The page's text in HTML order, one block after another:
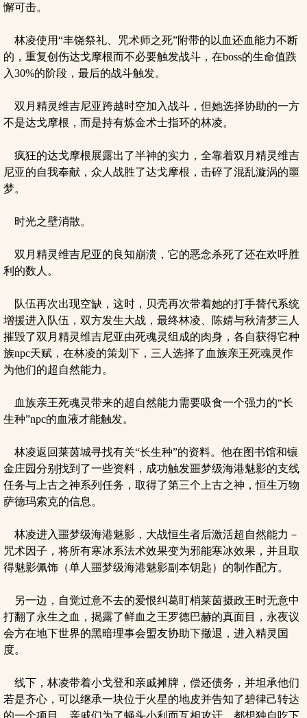
懈可击。
林凌使用“丰饶祭礼、咒术师之死”附带的以血还血能力不断
的，重复创伤达戈摩根而不必要触发战斗，在boss的生命值跌
入30%的阶段，最后的战斗触发。
双月精灵维吉尼亚跨越时空加入战斗，但她选择协助的一方
不是达戈摩根，而是持有炼金术士指环的林凌。
疯狂的达戈摩根展露出了半神的实力，全靠着双月精灵维吉
尼亚的自我奉献，众人战胜了达戈摩根，击碎了混乱漩涡的噩
梦。
时光之壁消散。
双月精灵维吉尼亚的良知崩溃，它的恶念杀死了还在欢呼胜
利的数人。
队伍再次出现空缺，这时，贝壳再次带着她的打手替代系统
增援进入队伍，双方发生大战，最终林凌、陈婧与秋清梦三人
摧毁了双月精灵维吉尼亚由死魂灵组成的肉身，各自获得它种
族npc天赋，在林凌的策划下，三人选择了血族亲王死魂灵作
为他们的超自然能力。
血族亲王死魂灵带来的超自然能力需要吸食一个强力的“长
生种”npc的血液才能触发。
林凌返回莱茵城寻找有关“长生种”的资料。他在图书馆和镶
金庄园分别找到了一些资料，成功触发噩梦级海港魅影的支线
任务与上古之神系列任务，取得了第三个上古之神，恒生万物
萨德玛索克的信息。
林凌进入噩梦级海港魅影，大战恒生者后激活超自然能力－
咒术因子，将所有寒冰系法术效果变为邪能寒冰效果，并且取
得魅影佩饰（单人噩梦级海港魅影副本钥匙）的制作配方。
另一边，自觉过意不去的爱恨纠葛盯梢莱茵摄政王时无意中
打翻了永生之血，揭露了鲜血之王罗德巴赫的真面目，永夜议
会方在地下世界的黑暗理事会盟友协助下撤退，进入精灵国
度。
线下，林凌带着小戈登和亲戚摊牌，偿还债务，并坦承他们
若是齐心，可以继承一块位于火星的地皮并告知了碧律己转达
的一个项目。亲戚们为了蝇头小利而互相攻讦，都想独自吃下